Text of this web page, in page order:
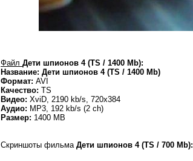
Файл Дети шпионов 4 (TS / 1400 Mb):
Название: Дети шпионов 4 (TS / 1400 Mb)
Формат: AVI
Качество: TS
Видео: XviD, 2190 kb/s, 720x384
Аудио: MP3, 192 kb/s (2 ch)
Размер: 1400 MB
Скриншоты фильма Дети шпионов 4 (TS / 700 Mb):